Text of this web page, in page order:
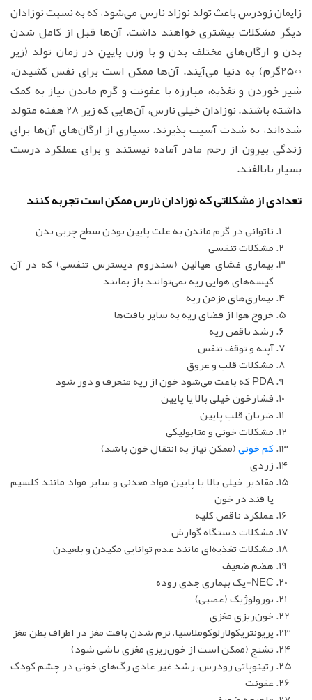
زایمان زودرس باعث تولد نوزاد نارس می‌شود، که به نسبت نوزادان
دیگر مشکلات بیشتری خواهند داشت. آن‌ها قبل از کامل شدن
بدن و ارگان‌های مختلف بدن و با وزن پایین در زمان تولد (زیر
2500گرم) به دنیا می‌آیند. آن‌ها ممکن است برای نفس کشیدن،
شیر خوردن و تغذیه، مبارزه با عفونت و گرم ماندن نیاز به کمک
داشته باشند. نوزادان خیلی نارس، آن‌هایی که زیر 28 هفته متولد
شده‌اند، به شدت آسیب پذیرند. بسیاری از ارگان‌های آن‌ها برای
زندگی بیرون از رحم مادر آماده نیستند و برای عملکرد درست
بسیار نابالغند.
تعدادی از مشکلاتی که نوزادان نارس ممکن است تجربه کنند
ناتوانی در گرم ماندن به علت پایین بودن سطح چربی بدن
مشکلات تنفسی
بیماری غشای هیالین (سندروم دیسترس تنفسی) که در آن
کیسه‌های هوایی ریه نمی‌توانند باز بمانند
بیماری‌های مزمن ریه
خروج هوا از فضای ریه به سایر بافت‌ها
رشد ناقص ریه
آپنه و توقف تنفس
مشکلات قلب و عروق
PDA که باعث می‌شود خون از ریه منحرف و دور شود
فشارخون خیلی بالا یا پایین
ضربان قلب پایین
مشکلات خونی و متابولیکی
کم خونی(ممکن نیاز به انتقال خون باشد)
زردی
مقادیر خیلی بالا یا پایین مواد معدنی و سایر مواد مانند کلسیم
یا قند در خون
عملکرد ناقص کلیه
مشکلات دستگاه گوارش
مشکلات تغذیه‌ای مانند عدم توانایی مکیدن و بلعیدن
هضم ضعیف
NEC-یک بیماری جدی روده
نورولوژیک (عصبی)
خون‌ریزی مغزی
پریونتریکولارلوکوملاسیا، نرم شدن بافت مغز در اطراف بطن مغز
تشنج (ممکن است از خون‌ریزی مغزی ناشی شود)
رتینوپاتی زودرس، رشد غیر عادی رگ‌های خونی در چشم کودک
عفونت